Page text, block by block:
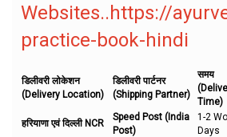
Websites..https://
practice-book-hindi
डिलीवरी लोकेशन
(Delivery Location)
डिलीवरी पार्टनर
(Shipping Partner)
समय
Time)
हरियाणा एवं दिल्ली NCR
Speed Post (India
Post)
1-2
Days